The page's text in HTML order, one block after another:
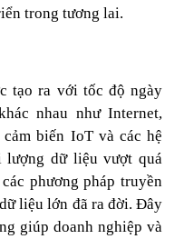
trong tương lai.
tạo ra với tốc độ ngày
nhau như Internet,
biến IoT và các hệ
lượng dữ liệu vượt quá
phương pháp truyền
liệu lớn đã ra đời. Đây
giúp doanh nghiệp và